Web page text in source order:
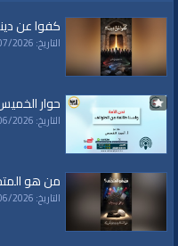
www.alwaqiyah.tv
لمتابعة المزيد من إنتاجات قناة
https://t.me/AlWaqiyahTV
الصفحة الرسمية لقناة الواقية على
alwaqiyahtube
https://twitter.com/AlwaqiyahTV
قناة الواقية: انحياز إلى مبدأ الأمة
كفوا عن
التاريخ: 08/07/2026
حوار
التاريخ: 08/06/2026
من هو
التاريخ: 08/06/2026